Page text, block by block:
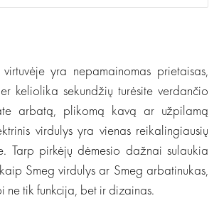
virtuvėje yra nepamainomas prietaisas,
keliolika sekundžių turėsite verdančio
arbatą, plikomą kavą ar užpilamą
virdulys yra vienas reikalingiausių
Tarp pirkėjų dėmesio dažnai sulaukia
Smeg virdulys ar Smeg arbatinukas,
ne tik funkcija, bet ir dizainas.